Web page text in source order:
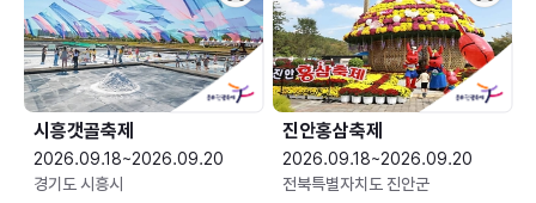
시흥갯골축제
2026.09.18~2026.09.20
경기도 시흥시
진안홍삼축제
2026.09.18~2026.09.20
전북특별자치도 진안군